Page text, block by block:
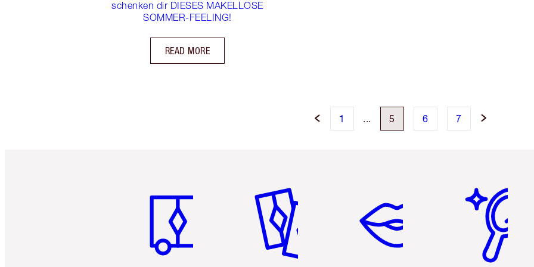
schenken dir DIESES MAKELLOSE
SOMMER-FEELING!
READ MORE
1 ... 5 6 7